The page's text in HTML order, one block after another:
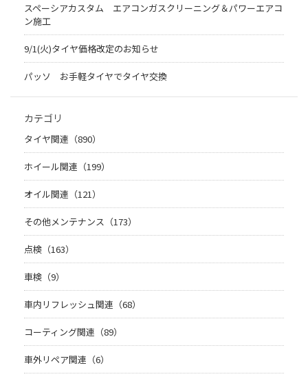
スペーシアカスタム エアコンガスクリーニング＆パワーエアコ
ン施工
9/1(火)タイヤ価格改定のお知らせ
パッソ お手軽タイヤでタイヤ交換
カテゴリ
タイヤ関連（890）
ホイール関連（199）
オイル関連（121）
その他メンテナンス（173）
点検（163）
車検（9）
車内リフレッシュ関連（68）
コーティング関連（89）
車外リペア関連（6）